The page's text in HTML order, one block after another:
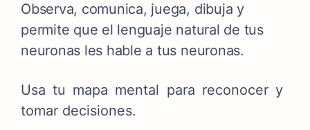
Observa, comunica, juega, dibuja y
permite que el lenguaje natural de tus
neuronas les hable a tus neuronas.
Usa tu mapa mental para reconocer y
tomar decisiones.